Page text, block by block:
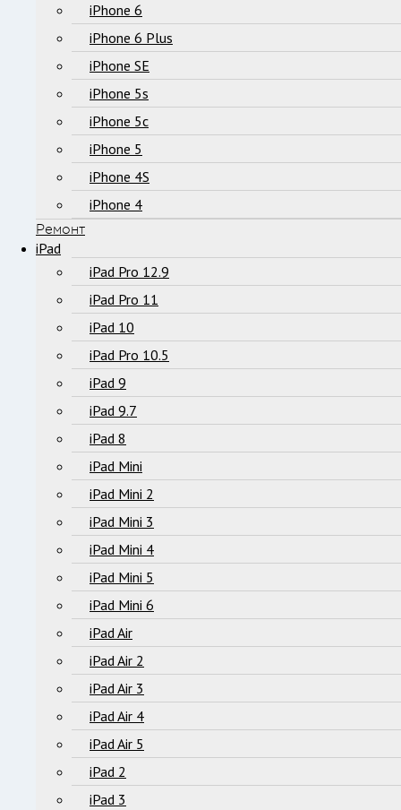
iPhone 6
iPhone 6 Plus
iPhone SE
iPhone 5s
iPhone 5c
iPhone 5
iPhone 4S
iPhone 4
Ремонт
iPad
iPad Pro 12.9
iPad Pro 11
iPad 10
iPad Pro 10.5
iPad 9
iPad 9.7
iPad 8
iPad Mini
iPad Mini 2
iPad Mini 3
iPad Mini 4
iPad Mini 5
iPad Mini 6
iPad Air
iPad Air 2
iPad Air 3
iPad Air 4
iPad Air 5
iPad 2
iPad 3